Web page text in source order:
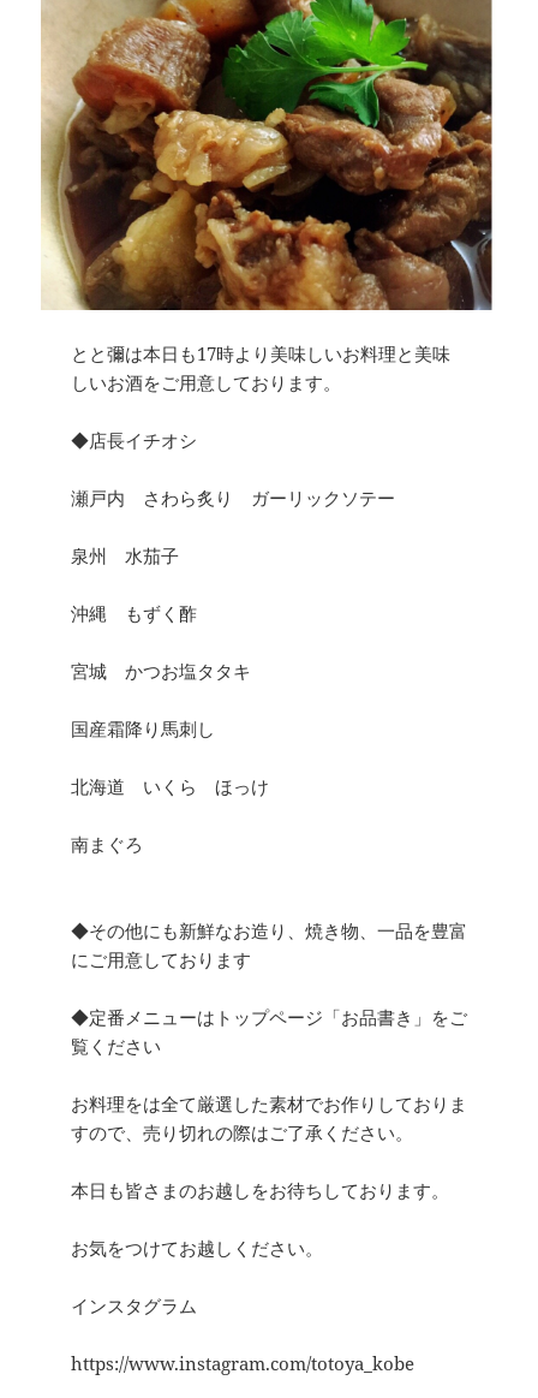
とと彌は本日も17時より美味しいお料理と美味
しいお酒をご用意しております。
◆店長イチオシ
瀬戸内 さわら炙り ガーリックソテー
泉州 水茄子
沖縄 もずく酢
宮城 かつお塩タタキ
国産霜降り馬刺し
北海道 いくら ほっけ
南まぐろ
◆その他にも新鮮なお造り、焼き物、一品を豊富
にご用意しております
◆定番メニューはトップページ「お品書き」をご
覧ください
お料理をは全て厳選した素材でお作りしておりま
すので、売り切れの際はご了承ください。
本日も皆さまのお越しをお待ちしております。
お気をつけてお越しください。
インスタグラム
https://www.instagram.com/totoya_kobe